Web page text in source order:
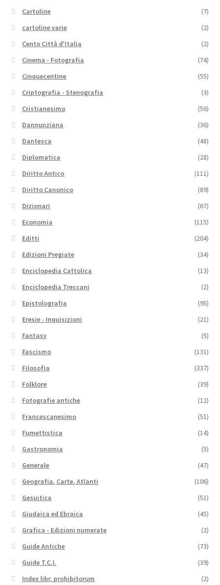
Cartoline
(7)
cartoline varie
(2)
Cento Città d'Italia
(2)
Cinema - Fotografia
(74)
Cinquecentine
(55)
Criptografia - Stenografia
(3)
Cristianesimo
(56)
Dannunziana
(36)
Dantesca
(48)
Diplomatica
(28)
Diritto Antico
(111)
Diritto Canonico
(89)
Dizionari
(67)
Economia
(115)
Editti
(204)
Edizioni Pregiate
(34)
Enciclopedia Cattolica
(13)
Enciclopedia Treccani
(2)
Epistolografia
(95)
Eresie - Inquisizioni
(21)
Fantasy
(5)
Fascismo
(131)
Filosofia
(337)
Folklore
(39)
Fotografie antiche
(12)
Francescanesimo
(51)
Fumettistica
(14)
Gastronomia
(5)
Generale
(47)
Geografia, Carte, Atlanti
(106)
Gesuitica
(51)
Giudaica ed Ebraica
(45)
Grafica - Edizioni numerate
(2)
Guide Antiche
(73)
Guide T.C.I.
(39)
Index libr. prohibitorum
(2)